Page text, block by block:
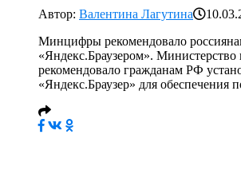
Автор: Валентина Лагутина
Минцифры рекомендовало
«Яндекс.Браузером». Министерство
рекомендовало гражданам РФ
«Яндекс.Браузер» для обеспечения